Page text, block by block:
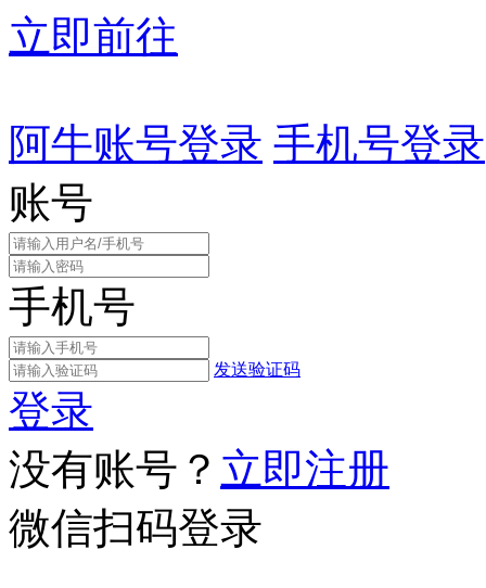
立即前往
阿牛账号登录 手机号登录
账号
手机号
发送验证码
登录
没有账号？ 立即注册
微信扫码登录